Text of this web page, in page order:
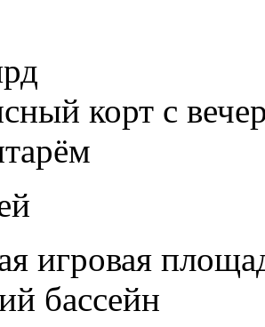
корт с
игровая
бассейн